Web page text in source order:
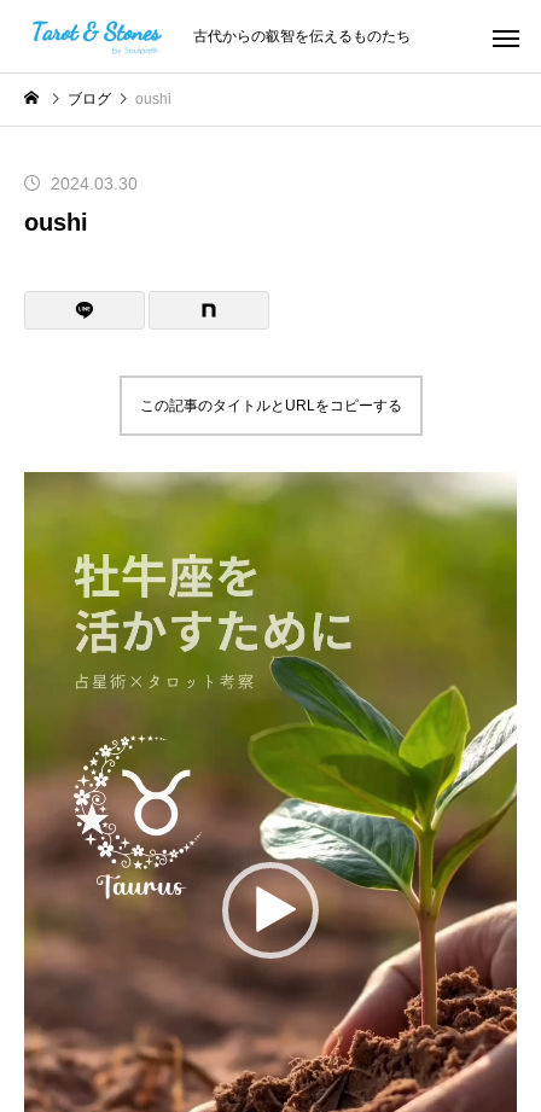
古代からの叡智を伝えるものたち
ブログ oushi
2024.03.30
oushi
この記事のタイトルとURLをコピーする